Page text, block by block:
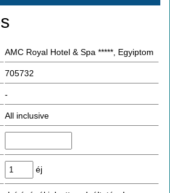
AMC Royal Hotel & Spa *****, Egyiptom
705732
-
All inclusive
éj